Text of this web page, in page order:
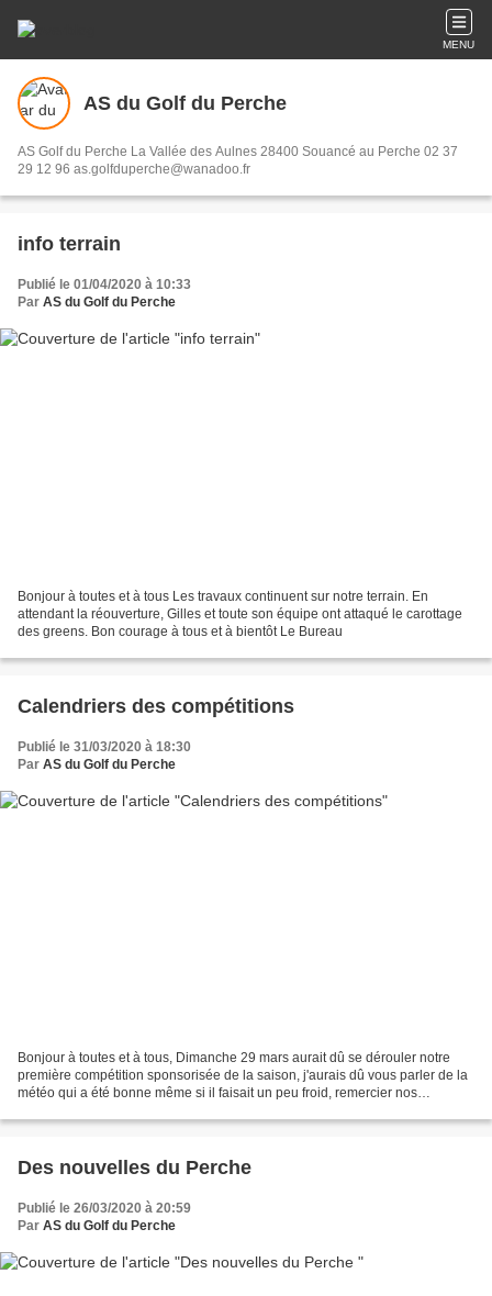
MENU
AS du Golf du Perche
AS Golf du Perche La Vallée des Aulnes 28400 Souancé au Perche 02 37
29 12 96 as.golfduperche@wanadoo.fr
info terrain
Publié le 01/04/2020 à 10:33
Par AS du Golf du Perche
Bonjour à toutes et à tous Les travaux continuent sur notre terrain. En
attendant la réouverture, Gilles et toute son équipe ont attaqué le carottage
des greens. Bon courage à tous et à bientôt Le Bureau
Calendriers des compétitions
Publié le 31/03/2020 à 18:30
Par AS du Golf du Perche
Bonjour à toutes et à tous, Dimanche 29 mars aurait dû se dérouler notre
première compétition sponsorisée de la saison, j'aurais dû vous parler de la
météo qui a été bonne même si il faisait un peu froid, remercier nos
Des nouvelles du Perche
Publié le 26/03/2020 à 20:59
Par AS du Golf du Perche